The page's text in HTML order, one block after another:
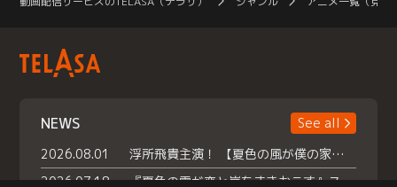
NEWS
See all
2026.08.01
浮所飛貴主演！ 【夏色の風が僕の家にやってきた】 本日よりテラサで独占配信スタート！
2026.07.18
『夏色の雲が恋と嵐をまきおこす』スペシャルメイキング 【Part1】2026年７月18日（土）23時30分～配信スタート！話題のシーンの裏側を大公開！豪華キャスト大集合！ 『武宮家 真夏の家族会議』開催！